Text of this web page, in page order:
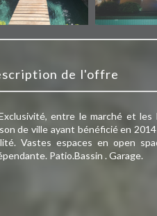
de l'offre
entre le marché et les
de ville ayant bénéficié en
Vastes espaces en open
Patio.Bassin . Garage.